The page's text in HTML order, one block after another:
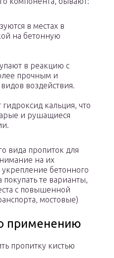
в местах в
на бетонную
в реакцию с
прочным и
воздействия.
кальция, что
и рушащиеся
вида пропиток для
на их
бетонного
покупать те варианты,
с повышенной
мостовые)
применению
пропитку кистью